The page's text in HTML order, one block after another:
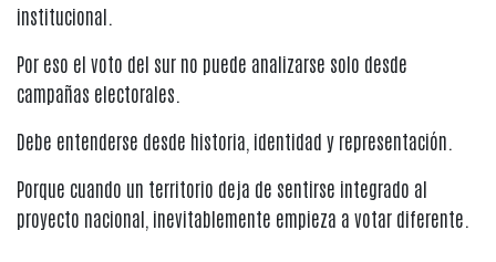
institucional.
Por eso el voto del sur no puede analizarse solo desde
campañas electorales.
Debe entenderse desde historia, identidad y representación.
Porque cuando un territorio deja de sentirse integrado al
proyecto nacional, inevitablemente empieza a votar diferente.